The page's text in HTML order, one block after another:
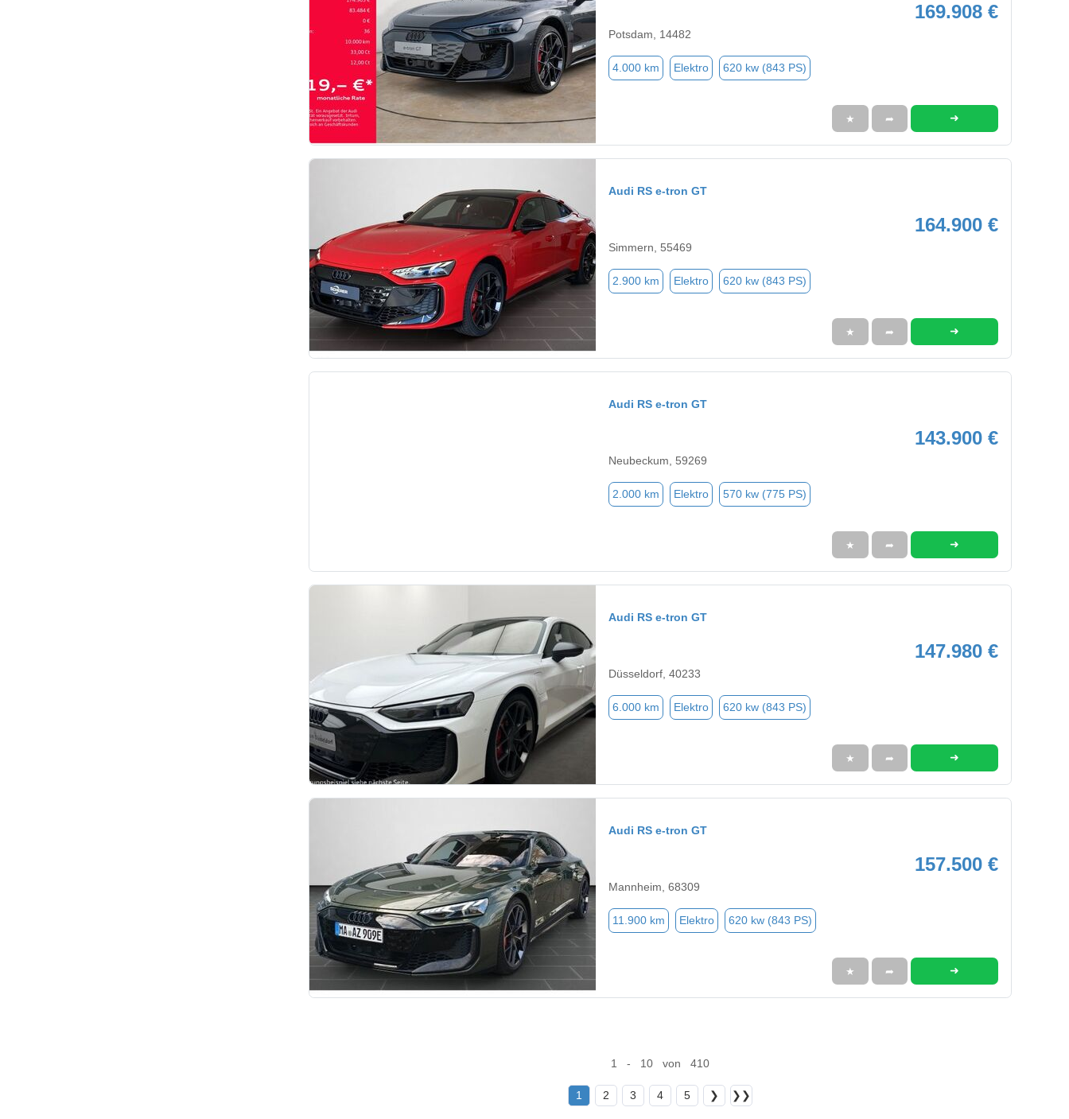
169.908 €
Potsdam, 14482
4.000 km Elektro 620 kw (843 PS)
★ ➦ ➜
Audi RS e-tron GT
164.900 €
Simmern, 55469
2.900 km Elektro 620 kw (843 PS)
★ ➦ ➜
Audi RS e-tron GT
143.900 €
Neubeckum, 59269
2.000 km Elektro 570 kw (775 PS)
★ ➦ ➜
Audi RS e-tron GT
147.980 €
Düsseldorf, 40233
6.000 km Elektro 620 kw (843 PS)
★ ➦ ➜
Audi RS e-tron GT
157.500 €
Mannheim, 68309
11.900 km Elektro 620 kw (843 PS)
★ ➦ ➜
1 - 10 von 410
1 2 3 4 5 ❯ ❯❯